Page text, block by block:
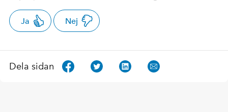
Ja Nej
Dela sidan